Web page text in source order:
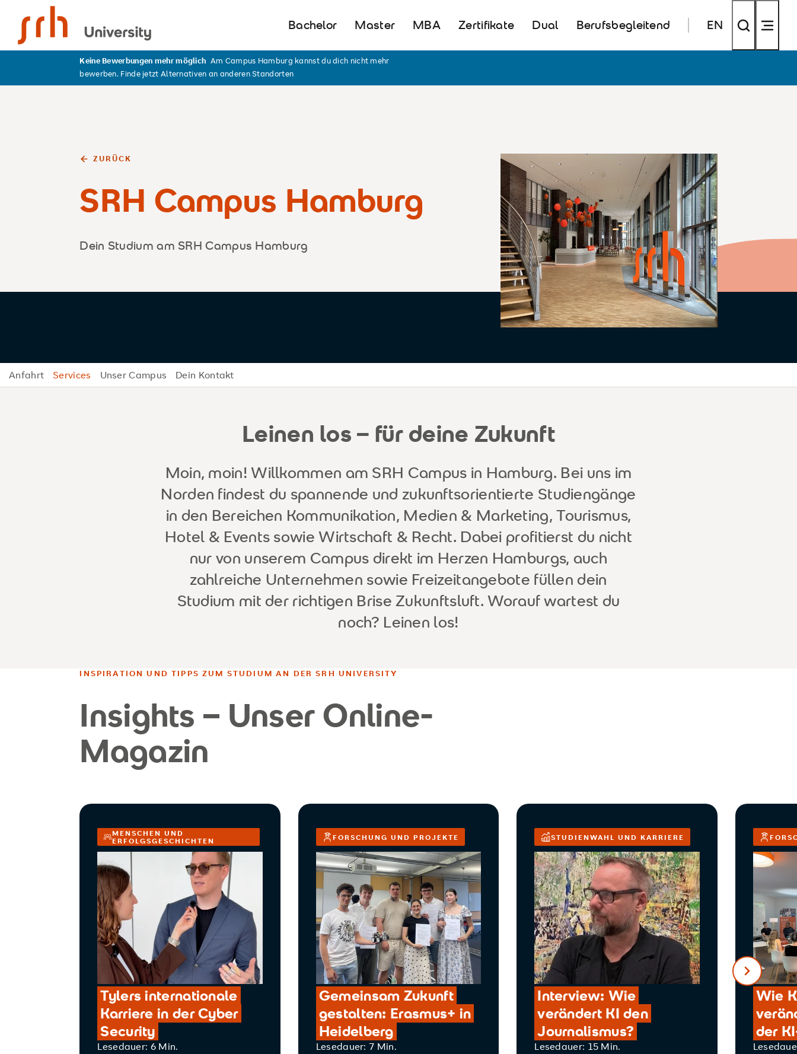
Bachelor Master MBA Zertifikate Dual Berufsbegleitend EN
Keine Bewerbungen mehr möglich Am Campus Hamburg kannst du dich nicht mehr
bewerben. Finde jetzt Alternativen an anderen Standorten
ZURÜCK
SRH Campus Hamburg
Dein Studium am SRH Campus Hamburg
Anfahrt Services Unser Campus Dein Kontakt
Leinen los – für deine Zukunft
Moin, moin! Willkommen am SRH Campus in Hamburg. Bei uns im
Norden findest du spannende und zukunftsorientierte Studiengänge
in den Bereichen Kommunikation, Medien & Marketing, Tourismus,
Hotel & Events sowie Wirtschaft & Recht. Dabei profitierst du nicht
nur von unserem Campus direkt im Herzen Hamburgs, auch
zahlreiche Unternehmen sowie Freizeitangebote füllen dein
Studium mit der richtigen Brise Zukunftsluft. Worauf wartest du
noch? Leinen los!
INSPIRATION UND TIPPS ZUM STUDIUM AN DER SRH UNIVERSITY
Insights – Unser Online-
Magazin
nächster
MENSCHEN UND
ERFOLGSGESCHICHTEN
Tylers internationale
Karriere in der Cyber
Security
Lesedauer: 6 Min.
FORSCHUNG UND PROJEKTE
Gemeinsam Zukunft
gestalten: Erasmus+ in
Heidelberg
Lesedauer: 7 Min.
STUDIENWAHL UND KARRIERE
Interview: Wie
verändert KI den
Journalismus?
Lesedauer: 15 Min.
Wie
der